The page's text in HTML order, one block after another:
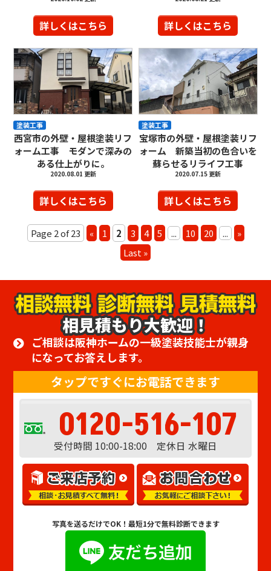
詳しくはこちら 詳しくはこちら
西宮市の外壁・屋根塗装リフ
ォーム工事 モダンで深みの
ある仕上がりに。
2020.08.01 更新
詳しくはこちら
塗装工事
宝塚市の外壁・屋根塗装リフ
ォーム 新築当初の色合いを
蘇らせるリライフ工事
2020.07.15 更新
詳しくはこちら
塗装工事
Page 2 of 23 « 1 2 3 4 5 ... 10 20 ...
»
Last »
相見積もり大歓迎！
ご相談は阪神ホームの一級塗装技能士が親身
になってお答えします。
タップですぐにお電話できます
0120-516-107
受付時間 10:00-18:00 定休日 水曜日
写真を送るだけでOK！ 最短1分で無料診断できます